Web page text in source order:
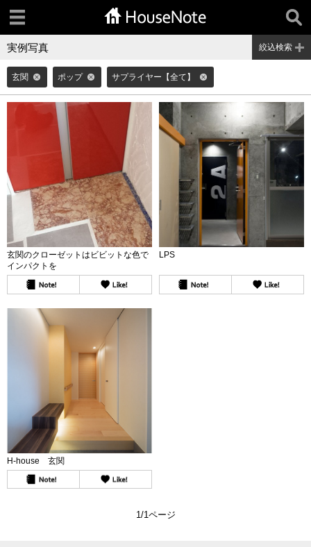
実例写真 絞込検索
玄関 ポップ サプライヤー【全て】
玄関のクローゼットはビビットな色で
インパクトを
LPS
H-house 玄関
1/1ページ